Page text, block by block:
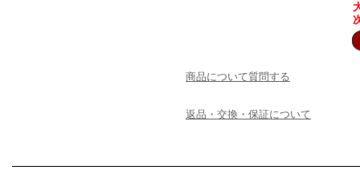
商品について質問する
返品・交換・保証について